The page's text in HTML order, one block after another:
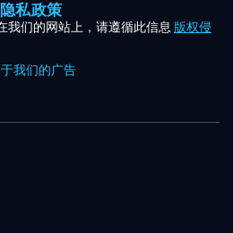
私政策
我们的网站上，请遵循此信息版权侵
我们的广告